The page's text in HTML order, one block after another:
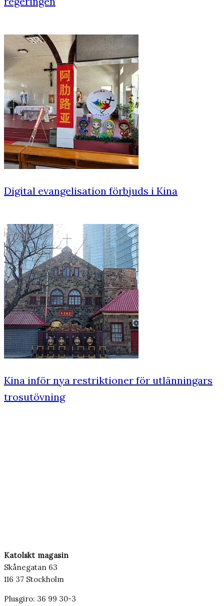
Digital evangelisation förbjuds i Kina
Kina inför nya restriktioner för utlänningars
trosutövning
Katolskt magasin
Skånegatan 63
116 37 Stockholm
Plusgiro: 36 99 30-3